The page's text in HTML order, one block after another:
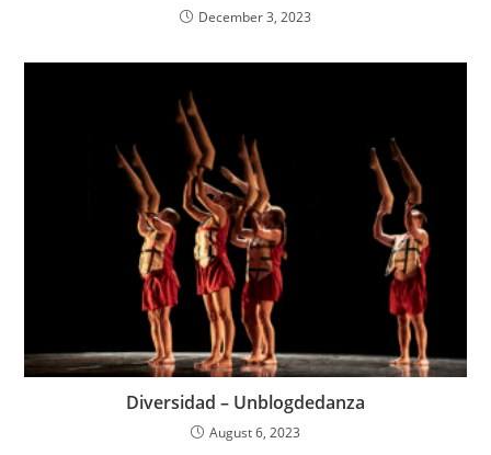
December 3, 2023
Diversidad – Unblogdedanza
August 6, 2023